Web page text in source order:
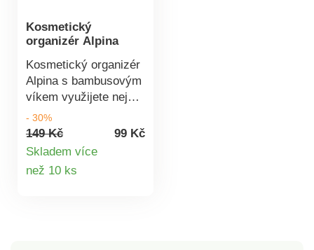
Kosmetický
organizér Alpina
Kosmetický organizér
Alpina s bambusovým
víkem využijete nejen
na kosmetické
potřeby, ale také na
mnoho dalších
odolný transparentní
- 30%
149 Kč
99 Kč
Skladem více
než 10 ks